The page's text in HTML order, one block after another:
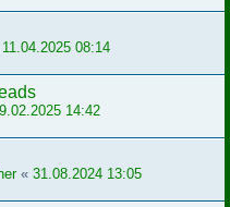
11.04.2025 08:14
14:42
« 31.08.2024 13:05